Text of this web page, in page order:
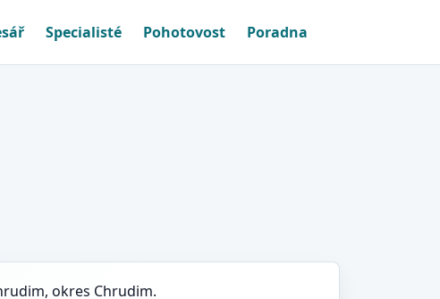
Specialisté Pohotovost Poradna
okres Chrudim.